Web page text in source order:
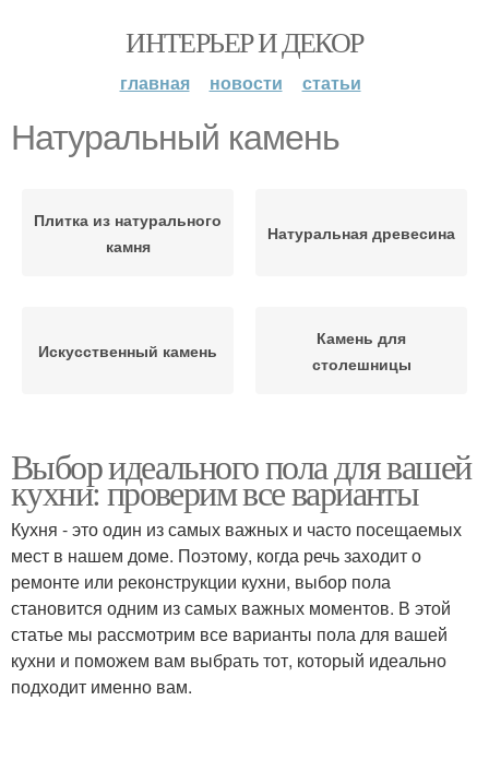
ИНТЕРЬЕР И ДЕКОР
главная новости статьи
Натуральный камень
Плитка из натурального
камня
Натуральная древесина
Искусственный камень
Камень для
столешницы
Выбор идеального пола для вашей
кухни: проверим все варианты
Кухня - это один из самых важных и часто посещаемых
мест в нашем доме. Поэтому, когда речь заходит о
ремонте или реконструкции кухни, выбор пола
становится одним из самых важных моментов. В этой
статье мы рассмотрим все варианты пола для вашей
кухни и поможем вам выбрать тот, который идеально
подходит именно вам.